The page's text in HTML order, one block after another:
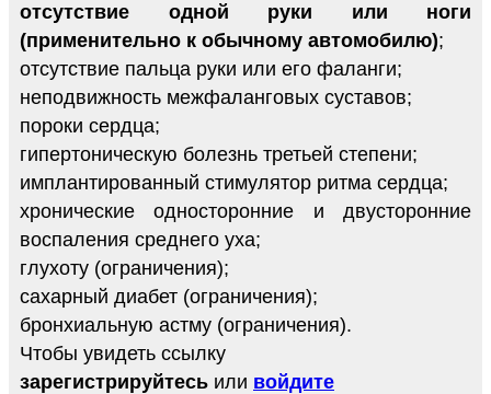
отсутствие одной руки или ноги
(применительно к обычному автомобилю);
отсутствие пальца руки или его фаланги;
неподвижность межфаланговых суставов;
пороки сердца;
гипертоническую болезнь третьей степени;
имплантированный стимулятор ритма сердца;
хронические односторонние и двусторонние
воспаления среднего уха;
глухоту (ограничения);
сахарный диабет (ограничения);
бронхиальную астму (ограничения).
Чтобы увидеть ссылку
зарегистрируйтесь или войдите